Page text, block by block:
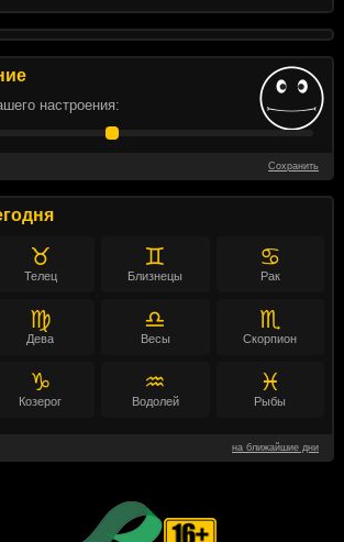
настроения:
Сохранить
♉
Телец
♊
Близнецы
♋
Рак
♍
Дева
♎
Весы
♏
Скорпион
♑
Козерог
♒
Водолей
♓
Рыбы
на ближайшие дни